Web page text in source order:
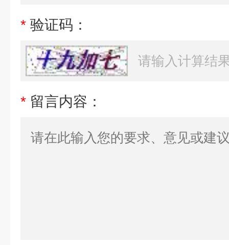
* 验证码：
* 留言内容：